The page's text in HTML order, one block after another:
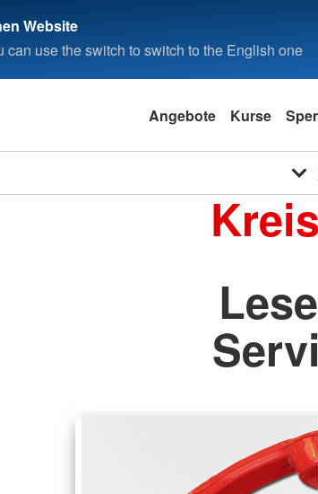
Website
can use the switch to switch to the English one
Angebote Kurse